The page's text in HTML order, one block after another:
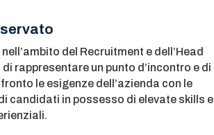
del Recruitment e dell’Head
rappresentare un punto d’incontro e di
le esigenze dell’azienda con le
candidati in possesso di elevate skills e